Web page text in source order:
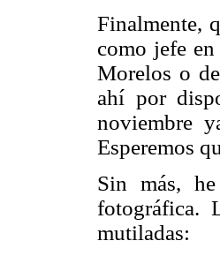
Finalmente,
como jefe
Morelos o
ahí por
noviembre
Esperemos
Sin más,
fotográfica.
mutiladas: